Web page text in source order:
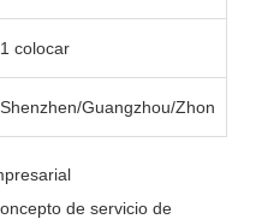
1 colocar
Shenzhen/Guangzhou/
de servicio de